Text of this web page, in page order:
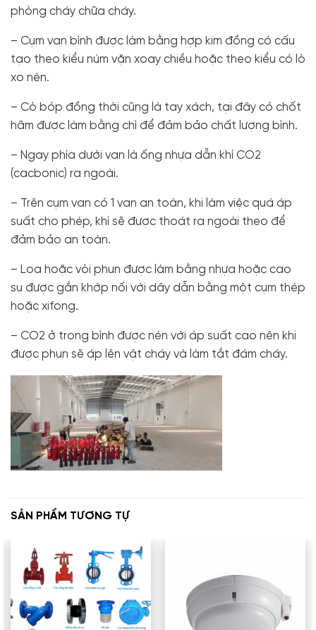
phòng cháy chữa cháy.
– Cụm van bình được làm bằng hợp kim đồng có cấu
tạo theo kiểu núm vặn xoay chiều hoặc theo kiểu có lò
xo nén.
– Cò bóp đồng thời cũng là tay xách, tại đây có chốt
hãm được làm bằng chì để đảm bảo chất lượng bình.
– Ngay phía dưới van là ống nhựa dẫn khí CO2
(cacbonic) ra ngoài.
– Trên cụm van có 1 van an toàn, khi làm việc quá áp
suất cho phép, khí sẽ được thoát ra ngoài theo để
đảm bảo an toàn.
– Loa hoặc vòi phun được làm bằng nhựa hoặc cao
su được gắn khớp nối với dây dẫn bằng một cụm thép
hoặc xifong.
– CO2 ở trong bình được nén với áp suất cao nên khi
được phun sẽ áp lên vật cháy và làm tắt đám cháy.
SẢN PHẨM TƯƠNG TỰ